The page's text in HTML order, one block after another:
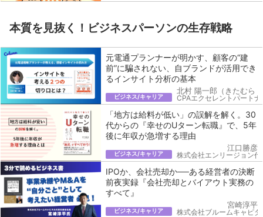
本質を見抜く！ビジネスパーソンの生存戦略
元電通プランナーが明かす、顧客の“建
前”に騙されない、自ブランドが活用でき
るインサイト分析の基本
ビジネス/キャリア
北村 陽一郎（きたむら
CPAエクセレントパート
「地方は給料が低い」の誤解を解く。30
代からの『幸せのUターン転職』で、5年
後に年収が急増する理由
ビジネス/キャリア
江口勝彦
株式会社エンリージョン代
IPOか、会社売却か──ある経営者の決断
前夜実録『会社売却とバイアウト実務の
すべて』
ビジネス/キャリア
宮崎淳平
株式会社ブルームキャピ